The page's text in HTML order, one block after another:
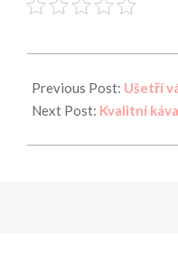
06-
21
Previous Post: Ušetří
Next Post: Kvalitní káva